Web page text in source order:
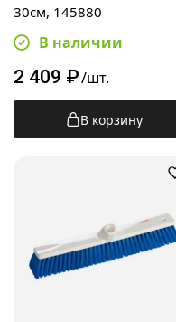
30см, 145880
В наличии
2 409 ₽/шт.
В корзину